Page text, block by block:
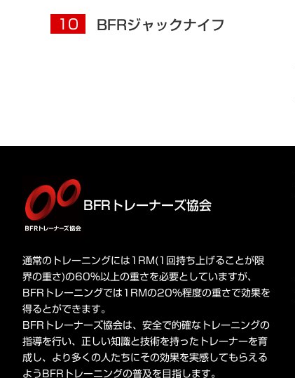
10
BFRジャックナイフ
BFRトレーナーズ協会
通常のトレーニングには1RM(1回持ち上げることが限
界の重さ)の60%以上の重さを必要としていますが、
BFRトレーニングでは1RMの20%程度の重さで効果を
得るとができます。
BFRトレーナーズ協会は、安全で的確なトレーニングの
指導を行い、正しい知識と技術を持ったトレーナーを育
成し、より多くの人たちにその効果を実感してもらえる
ようBFRトレーニングの普及を目指します。